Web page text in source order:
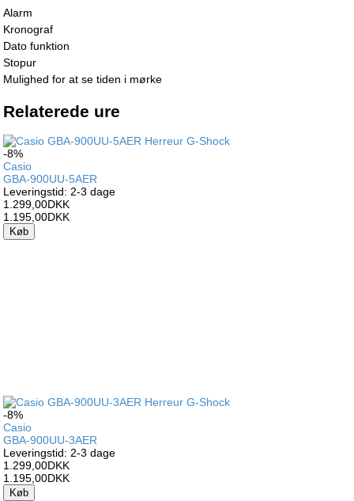
Alarm
Kronograf
Dato funktion
Stopur
Mulighed for at se tiden i mørke
Relaterede ure
-8%
Casio
GBA-900UU-5AER
Leveringstid: 2-3 dage
1.299,00DKK
1.195,00DKK
Køb
-8%
Casio
GBA-900UU-3AER
Leveringstid: 2-3 dage
1.299,00DKK
1.195,00DKK
Køb